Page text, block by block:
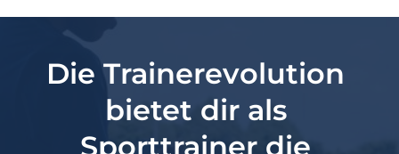
Die Trainerevolution
bietet dir als
Sporttrainer die